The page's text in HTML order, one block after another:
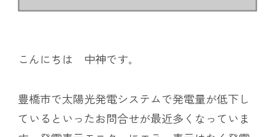
こんにちは 中神です。
豊橋市で太陽光発電システムで発電量が低下し
ているといったお問合せが最近多くなっていま